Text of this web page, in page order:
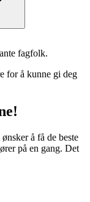
fagfolk.
for å kunne gi deg
å få de beste
på en gang. Det